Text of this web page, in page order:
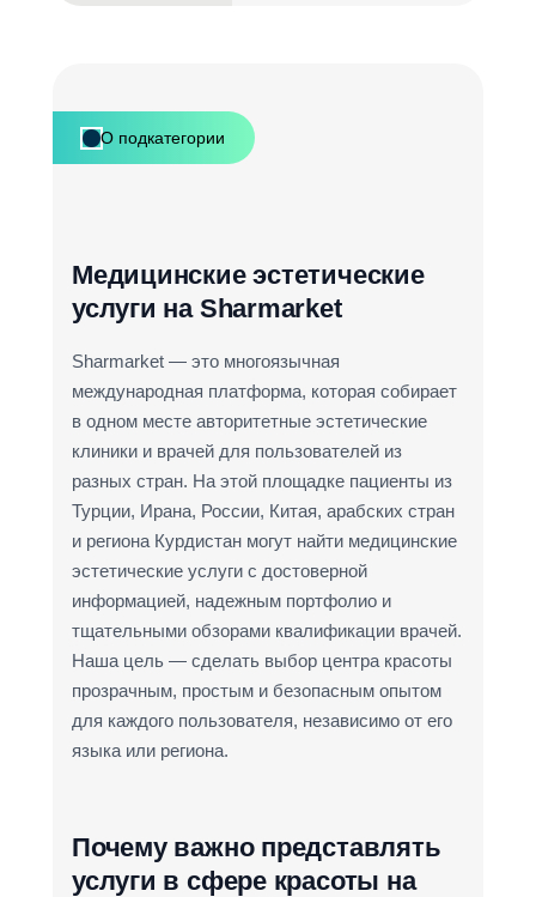
О подкатегории
Медицинские эстетические
услуги на Sharmarket
Sharmarket — это многоязычная
международная платформа, которая собирает
в одном месте авторитетные эстетические
клиники и врачей для пользователей из
разных стран. На этой площадке пациенты из
Турции, Ирана, России, Китая, арабских стран
и региона Курдистан могут найти медицинские
эстетические услуги с достоверной
информацией, надежным портфолио и
тщательными обзорами квалификации врачей.
Наша цель — сделать выбор центра красоты
прозрачным, простым и безопасным опытом
для каждого пользователя, независимо от его
языка или региона.
Почему важно представлять
услуги в сфере красоты на